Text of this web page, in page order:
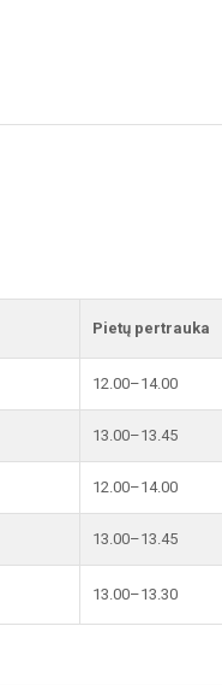
Pietų pertrauka
12.00–14.00
13.00–13.45
12.00–14.00
13.00–13.45
13.00–13.30